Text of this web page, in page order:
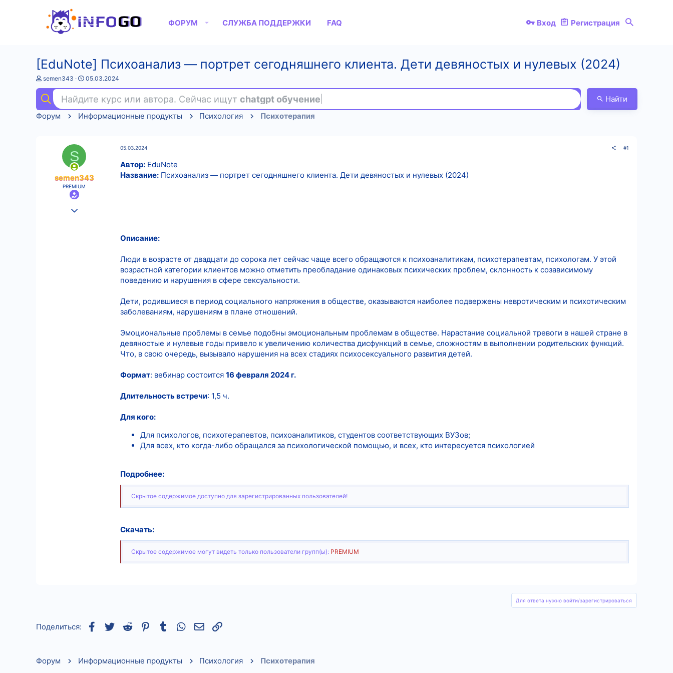
ФОРУМ СЛУЖБА ПОДДЕРЖКИ FAQ Вход Регистрация
[EduNote] Психоанализ — портрет сегодняшнего клиента. Дети девяностых и нулевых (2024)
А
т
о
р
т
semen343
Д
а
н
а
а
05.03.2024
Найдите курс или автора. Сейчас ищут chatgpt обучение
Найти
Форум
Информационные продукты Психология Психотерапия
S
semen343
PREMIUM
05.03.2024 #1
Автор: EduNote
Название: Психоанализ — портрет сегодняшнего клиента. Дети девяностых и нулевых (2024)
Описание:
Люди в возрасте от двадцати до сорока лет сейчас чаще всего обращаются к психоаналитикам, психотерапевтам, психологам. У этой
возрастной категории клиентов можно отметить преобладание одинаковых психических проблем, склонность к созависимому
поведению и нарушения в сфере сексуальности.
Дети, родившиеся в период социального напряжения в обществе, оказываются наиболее подвержены невротическим и психотическим
заболеваниям, нарушениям в плане отношений.
Эмоциональные проблемы в семье подобны эмоциональным проблемам в обществе. Нарастание социальной тревоги в нашей стране в
девяностые и нулевые годы привело к увеличению количества дисфункций в семье, сложностям в выполнении родительских функций.
Что, в свою очередь, вызывало нарушения на всех стадиях психосексуального развития детей.
Формат: вебинар состоится 16 февраля 2024 г.
Длительность встречи: 1,5 ч.
Для кого:
Для психологов, психотерапевтов, психоаналитиков, студентов соответствующих ВУЗов;
Для всех, кто когда-либо обращался за психологической помощью, и всех, кто интересуется психологией
Подробнее:
Скрытое содержимое доступно для зарегистрированных пользователей!
Скачать:
Скрытое содержимое могут видеть только пользователи групп(ы): PREMIUM
Для ответа нужно войти/зарегистрироваться
Поделиться: Facebook
TwitterReddit Pinterest
TumblrWhatsAppЭлектронная почта
Ссылка
Форум Информационные продукты Психология Психотерапия